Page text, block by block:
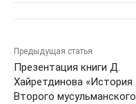
Предыдущая статья
Презентация книги Д.
Хайретдинова «История
Второго мусульманского